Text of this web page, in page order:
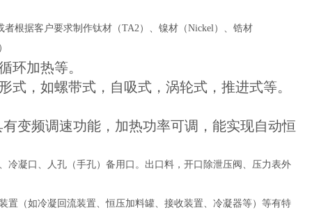
者根据客户要求制作钛材（TA2）、镍材（Nickel）、锆材
环加热等。
，如螺带式，自吸式，涡轮式，推进式等。
变频调速功能，加热功率可调，能实现自动恒
凝口、人孔（手孔）备用口。出口料，开口除泄压阀、压力表外
（如冷凝回流装置、恒压加料罐、接收装置、冷凝器等）等有特